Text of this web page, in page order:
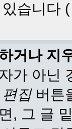
습니다 (
거나 지
가 아닌
편집버튼
, 그 글